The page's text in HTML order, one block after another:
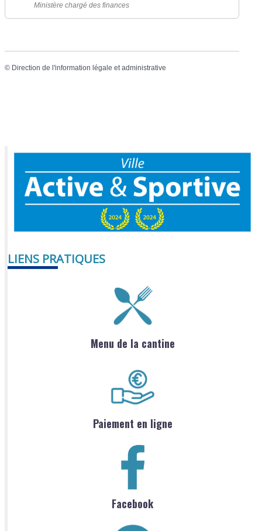
Ministère chargé des finances
© Direction de l'information légale et administrative
LIENS PRATIQUES
Menu de la cantine
Paiement en ligne
Facebook